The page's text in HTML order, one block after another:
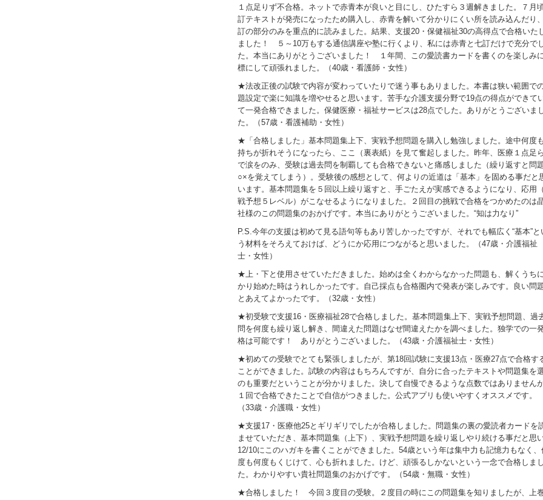
１点足りず不合格。ネットで赤青本が良いと目にし、ひたすら３週解きました。７月
訂テキストが発売になったため購入し、赤青を解いて分かりにくい所を読み込んだり
訂の部分のみを重点的に読みました。結果、支援20・保健福祉30の高得点で合格いた
ました！ ５～10万もする通信講座や塾に行くより、私には赤青と七訂だけで充分で
た。本当にありがとうございました！ １年間、この愛読書カードを書くのを楽しみ
標にして頑張れました。（40歳・看護師・女性）
★法改正後の試験で内容が変わっていたりで迷う事もありました。本書は狭い範囲で
題設定で楽に知識を増やせると思います。苦手な介護支援分野で19点の得点ができて
て一発合格できました。保健医療・福祉サービスは28点でした。ありがとうございま
た。（57歳・看護補助・女性）
★「合格しました」基本問題集上下、実戦予想問題を購入し勉強しました。途中何度
持ちが折れそうになったら、ここ（裏表紙）を見て奮起しました。昨年、医療１点足
で涙をのみ、受験は過去問を制覇しても合格できないと痛感しました（繰り返すと問
○×を覚えてしまう）。受験後の感想として、何よりの近道は「基本」を固める事だと
います。基本問題集を５回以上繰り返すと、手ごたえが実感できるようになり、応用
戦予想５レベル）がこなせるようになりました。２回目の挑戦で合格をつかめたのは
社様のこの問題集のおかげです。本当にありがとうございました。“知は力なり”
P.S.今年の支援は初めて見る語句等もあり苦しかったですが、それでも幅広く“基本”と
う材料をそろえておけば、どうにか応用につながると思いました。（47歳・介護福祉
士・女性）
★上・下と使用させていただきました。始めは全くわからなかった問題も、解くうち
かり始めた時はうれしかったです。自己採点も合格圏内で発表が楽しみです。良い問
とあえてよかったです。（32歳・女性）
★初受験で支援16・医療福祉28で合格しました。基本問題集上下、実戦予想問題、過
問を何度も繰り返し解き、間違えた問題はなぜ間違えたかを調べました。独学での一
格は可能です！ ありがとうございました。（43歳・介護福祉士・女性）
★初めての受験でとても緊張しましたが、第18回試験に支援13点・医療27点で合格す
ことができました。試験の内容はもちろんですが、自分に合ったテキストや問題集を
のも重要だということが分かりました。決して自慢できるような点数ではありませんが
１回で合格できたことで自信がつきました。公式アプリも使いやすくオススメです。
（33歳・介護職・女性）
★支援17・医療他25とギリギリでしたが合格しました。問題集の裏の愛読者カードを
ませていただき、基本問題集（上下）、実戦予想問題を繰り返しやり続ける事だと思い
12/10にこのハガキを書くことができました。54歳という年は集中力も記憶力もなく、
度も何度もくじけて、心も折れました。けど、頑張るしかないという一念で合格しまし
た。わかりやすい貴社問題集のおかげです。（54歳・無職・女性）
★合格しました！ 今回３度目の受験。２度目の時にこの問題集を知りましたが、上